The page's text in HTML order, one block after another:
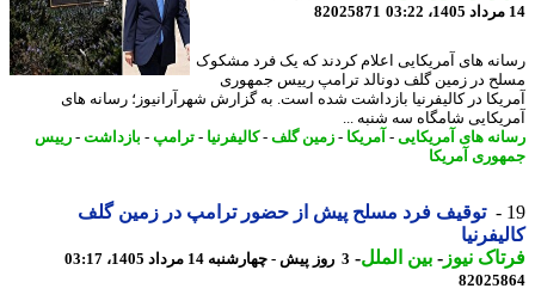
82025871
های آمریکایی اعلام کردند که یک فرد مشکوک
در زمین گلف دونالد ترامپ رییس جمهوری
در کالیفرنیا بازداشت شده است. به گزارش شهرآرانیوز؛ رسانه های
شامگاه سه شنبه ...
های آمریکایی-آمریکا- زمین گلف -کالیفرنیا- ترامپ -بازداشت -رییس
آمریکا
توقیف فرد مسلح پیش از حضور ترامپ در زمین گلف
نیوز-بین الملل-3 روز پیش - چهارشنبه 14 مرداد 1405، 03:17